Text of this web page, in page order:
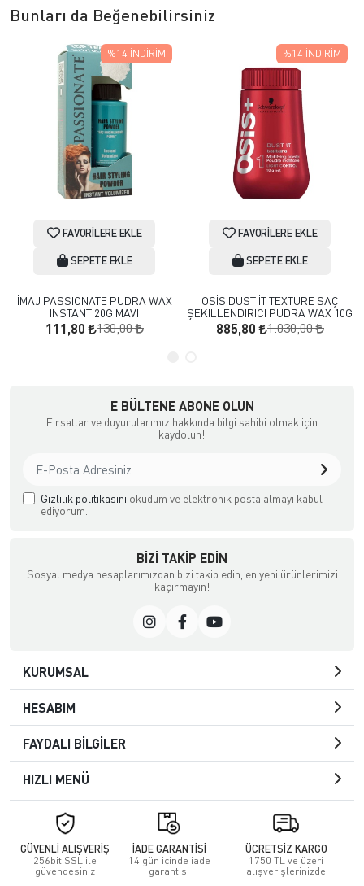
Bunları da Beğenebilirsiniz
FAVORILERE EKLE
SEPETE EKLE
İMAJ PASSIONATE PUDRA WAX
INSTANT 20G MAVİ
111,80 130,00
%14 İNDIRIM
FAVORILERE EKLE
SEPETE EKLE
OSİS DUST İT TEXTURE SAÇ
ŞEKİLLENDİRİCİ PUDRA WAX 10G
885,80 1.030,00
%14 İNDIRIM
E BÜLTENE ABONE OLUN
Fırsatlar ve duyurularımız hakkında bilgi sahibi olmak için
kaydolun!
Gizlilik politikasını okudum ve elektronik posta almayı kabul
ediyorum.
BIZI TAKIP EDIN
Sosyal medya hesaplarımızdan bizi takip edin, en yeni ürünlerimizi
kaçırmayın!
KURUMSAL
HESABIM
FAYDALI BİLGİLER
HIZLI MENÜ
GÜVENLİ ALIŞVERİŞ
256bit SSL ile
güvendesiniz
İADE GARANTİSİ
14 gün içinde iade
garantisi
ÜCRETSİZ KARGO
1750 TL ve üzeri
alışverişlerinizde